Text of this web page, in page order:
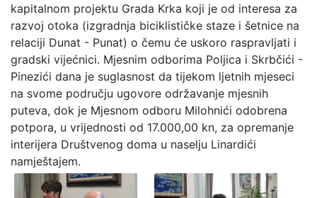
kapitalnom projektu Grada Krka koji je od interesa za
razvoj otoka (izgradnja biciklističke staze i šetnice na
relaciji Dunat - Punat) o čemu će uskoro raspravljati i
gradski vijećnici. Mjesnim odborima Poljica i Skrbčići -
Pinezići dana je suglasnost da tijekom ljetnih mjeseci
na svome području ugovore održavanje mjesnih
puteva, dok je Mjesnom odboru Milohnići odobrena
potpora, u vrijednosti od 17.000,00 kn, za opremanje
interijera Društvenog doma u naselju Linardići
namještajem.